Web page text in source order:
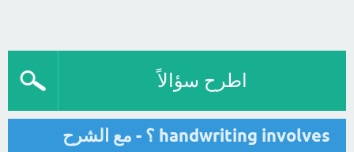
اطرح سؤالاً
handwriting involves ؟ - مع الشرح